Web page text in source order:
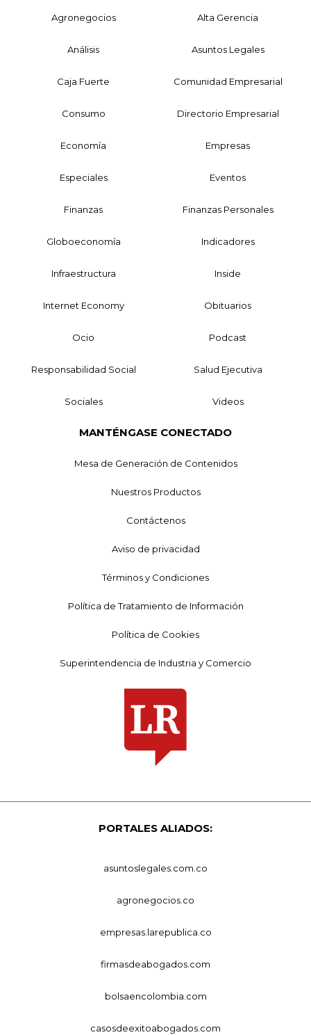
Agronegocios Alta Gerencia
Análisis Asuntos Legales
Caja Fuerte Comunidad Empresarial
Consumo Directorio Empresarial
Economía Empresas
Especiales Eventos
Finanzas Finanzas Personales
Globoeconomía Indicadores
Infraestructura Inside
Internet Economy Obituarios
Ocio Podcast
Responsabilidad Social Salud Ejecutiva
Sociales Videos
MANTÉNGASE CONECTADO
Mesa de Generación de Contenidos
Nuestros Productos
Contáctenos
Aviso de privacidad
Términos y Condiciones
Política de Tratamiento de Información
Política de Cookies
Superintendencia de Industria y Comercio
PORTALES ALIADOS:
asuntoslegales.com.co
agronegocios.co
empresas.larepublica.co
firmasdeabogados.com
bolsaencolombia.com
casosdeexitoabogados.com